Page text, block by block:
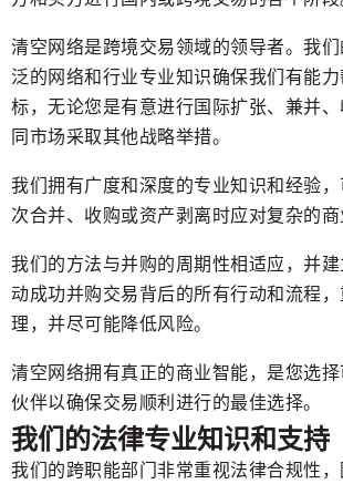
清空网络是跨境交易领域的领导者。我
泛的网络和行业专业知识确保我们有能
标，无论您是有意进行国际扩张、兼并
同市场采取其他战略举措。
我们拥有广度和深度的专业知识和经验
次合并、收购或资产剥离时应对复杂的商
我们的方法与并购的周期性相适应，并
动成功并购交易背后的所有行动和流程
理，并尽可能降低风险。
清空网络拥有真正的商业智能，是您选
伙伴以确保交易顺利进行的最佳选择。
我们的法律专业知识和支持
我们的跨职能部门非常重视法律合规性